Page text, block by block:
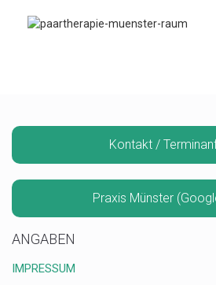
Kontakt /
Praxis Münster
ANGABEN
IMPRESSUM